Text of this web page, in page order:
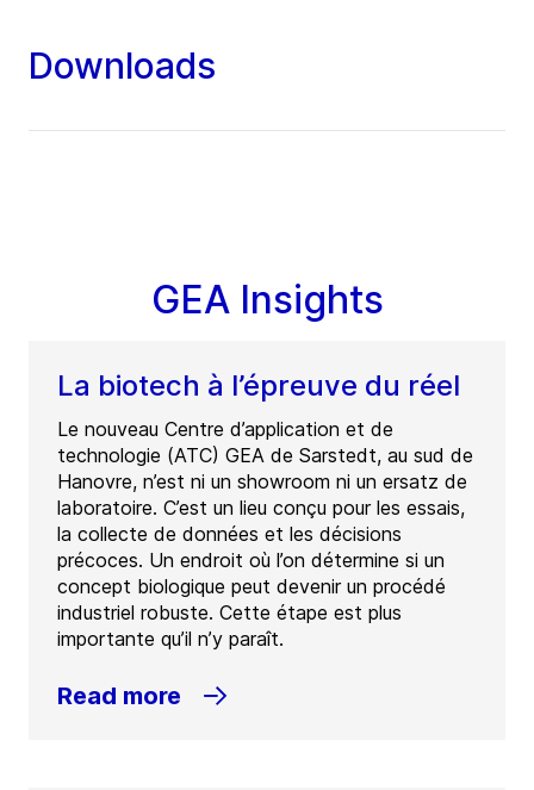
Downloads
GEA Insights
La biotech à l’épreuve du réel
Le nouveau Centre d’application et de
technologie (ATC) GEA de Sarstedt, au sud de
Hanovre, n’est ni un showroom ni un ersatz de
laboratoire. C’est un lieu conçu pour les essais,
la collecte de données et les décisions
précoces. Un endroit où l’on détermine si un
concept biologique peut devenir un procédé
industriel robuste. Cette étape est plus
importante qu’il n’y paraît.
Read more